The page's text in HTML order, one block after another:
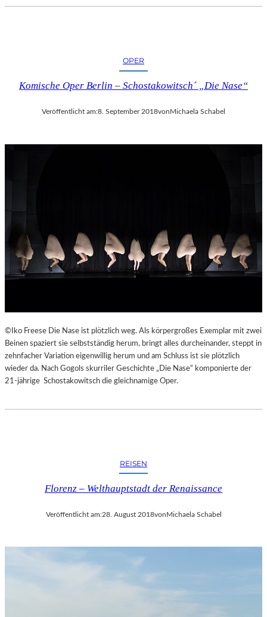
C
E
E
I
U
M
G
E
H
T
OPER
Komische Oper Berlin – Schostakowitsch´ „Die Nase“
Veröffentlicht am:8. September 2018von Michaela Schabel
©Iko Freese Die Nase ist plötzlich weg. Als körpergroßes Exemplar mit zwei
Beinen spaziert sie selbstständig herum, bringt alles durcheinander, steppt in
zehnfacher Variation eigenwillig herum und am Schluss ist sie plötzlich
wieder da. Nach Gogols skurriler Geschichte „Die Nase“ komponierte der
21-jährige Schostakowitsch die gleichnamige Oper.
REISEN
Florenz – Welthauptstadt der Renaissance
Veröffentlicht am:28. August 2018vonMichaela Schabel